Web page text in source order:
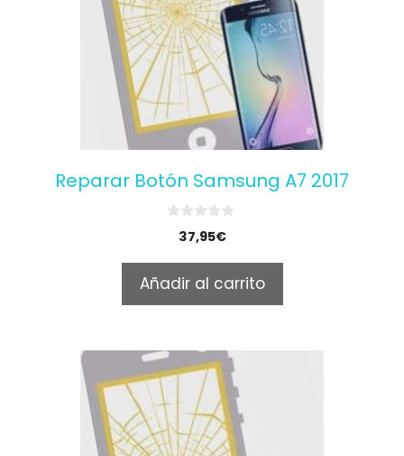
Reparar Botón Samsung A7 2017
o
f
5
37,95€
Añadir al carrito